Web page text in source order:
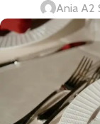
Ania A2